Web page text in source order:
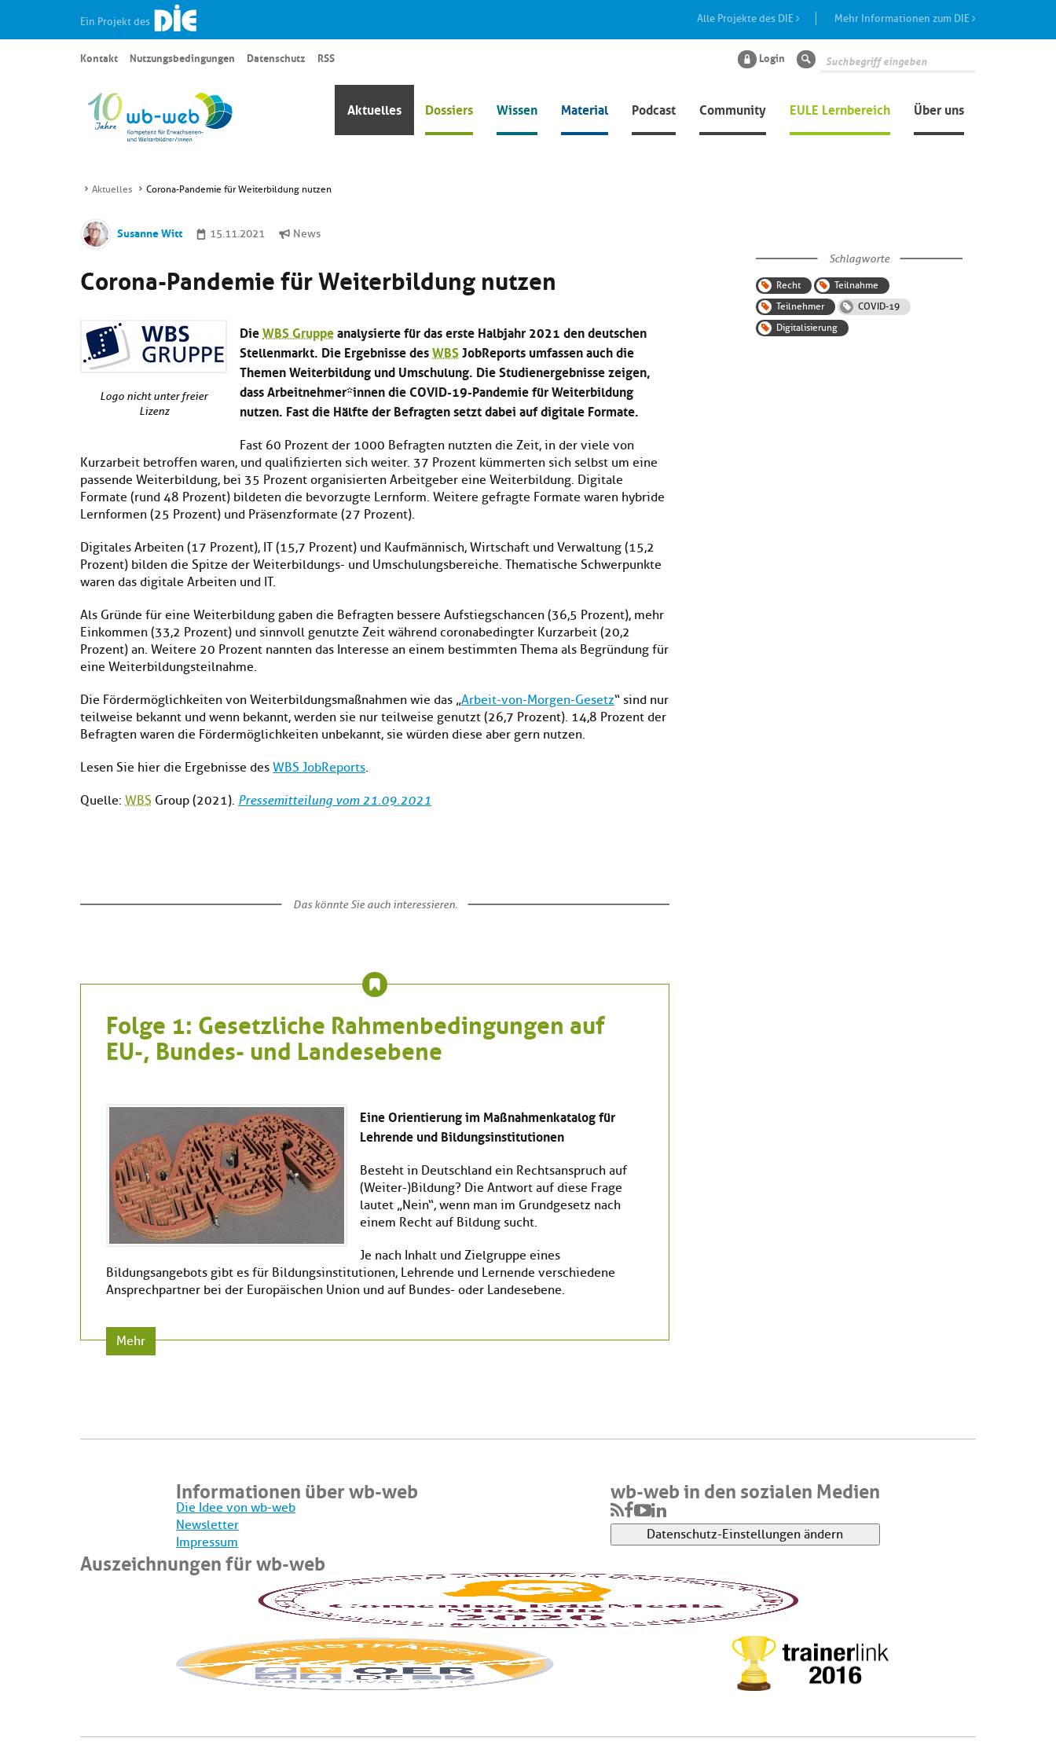
Ein Projekt des Alle Projekte des DIE Mehr Informationen zum DIE
Aktuelles Dossiers Wissen Material Podcast Community EULE Lernbereich Über uns
Kontakt Nutzungsbedingungen Datenschutz RSS Login Suche
Aktuelles Corona-Pandemie für Weiterbildung nutzen
Susanne Witt 15.11.2021 News
Corona-Pandemie für Weiterbildung nutzen
Logo nicht unter freier
Lizenz
DieWBS Gruppeanalysierte für das erste Halbjahr 2021 den deutschen
Stellenmarkt. Die Ergebnisse desWBSJobReports umfassen auch die
Themen Weiterbildung und Umschulung. Die Studienergebnisse zeigen,
dass Arbeitnehmer*innen die COVID-19-Pandemie für Weiterbildung
nutzen. Fast die Hälfte der Befragten setzt dabei auf digitale Formate.
Fast 60 Prozent der 1000 Befragten nutzten die Zeit, in der viele von
Kurzarbeit betroffen waren, und qualifizierten sich weiter. 37 Prozent kümmerten sich selbst um eine
passende Weiterbildung, bei 35 Prozent organisierten Arbeitgeber eine Weiterbildung. Digitale
Formate (rund 48 Prozent) bildeten die bevorzugte Lernform. Weitere gefragte Formate waren hybride
Lernformen (25 Prozent) und Präsenzformate (27 Prozent).
Digitales Arbeiten (17 Prozent), IT (15,7 Prozent) und Kaufmännisch, Wirtschaft und Verwaltung (15,2
Prozent) bilden die Spitze der Weiterbildungs- und Umschulungsbereiche. Thematische Schwerpunkte
waren das digitale Arbeiten und IT.
Als Gründe für eine Weiterbildung gaben die Befragten bessere Aufstiegschancen (36,5 Prozent), mehr
Einkommen (33,2 Prozent) und sinnvoll genutzte Zeit während coronabedingter Kurzarbeit (20,2
Prozent) an. Weitere 20 Prozent nannten das Interesse an einem bestimmten Thema als Begründung für
eine Weiterbildungsteilnahme.
Die Fördermöglichkeiten von Weiterbildungsmaßnahmen wie das „Arbeit-von-Morgen-Gesetz“ sind nur
teilweise bekannt und wenn bekannt, werden sie nur teilweise genutzt (26,7 Prozent). 14,8 Prozent der
Befragten waren die Fördermöglichkeiten unbekannt, sie würden diese aber gern nutzen.
Lesen Sie hier die Ergebnisse des WBS JobReports.
Quelle: WBS Group (2021). Pressemitteilung vom 21.09.2021
Das könnte Sie auch interessieren.
Folge 1: Gesetzliche Rahmenbedingungen auf
EU-, Bundes- und Landesebene
Eine Orientierung im Maßnahmenkatalog für
Lehrende undBildungsinstitutionen
Besteht in Deutschland ein Rechtsanspruch auf
(Weiter-)Bildung? Die Antwort auf diese Frage
lautet „Nein“, wenn man im Grundgesetz nach
einem Recht auf Bildung sucht.
Je nach Inhalt und Zielgruppe eines
Bildungsangebots gibt es für Bildungsinstitutionen, Lehrende und Lernende verschiedene
Ansprechpartner bei der Europäischen Union und auf Bundes- oder Landesebene.
Mehr
Schlagworte
Recht
Teilnahme
Teilnehmer
COVID-19
Digitalisierung
Informationen über wb-web
Die Idee von wb-web
Newsletter
Impressum
wb-web in den sozialen Medien
Datenschutz-Einstellungen ändern
Auszeichnungen für wb-web